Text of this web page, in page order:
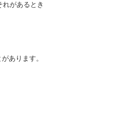
があるとき
あります。